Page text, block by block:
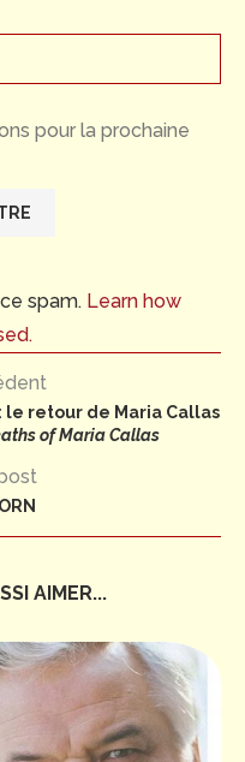
pour la prochaine
spam. Learn how
le retour de Maria Callas
of Maria Callas
AIMER...